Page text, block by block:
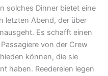
solches Dinner bietet eine
letzten Abend, der über
Es schafft einen
von der Crew
können, die sie
haben. Reedereien legen